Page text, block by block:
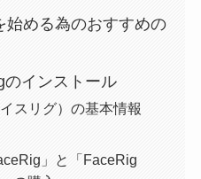
始める為のおすすめの
のインストール
スリグ）の基本情報
」と「FaceRig